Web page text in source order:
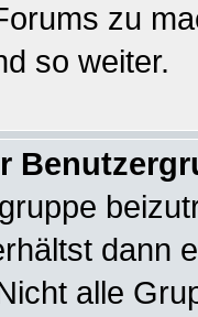
zu
so weiter.
dann
alle